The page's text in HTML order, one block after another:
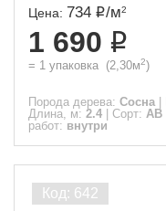
Цена: 734 /м2
1 690
= 1 упаковка (2,30м2)
Порода дерева: Сосна
Длина, м: 2.4 Сорт: АВ
работ: внутри